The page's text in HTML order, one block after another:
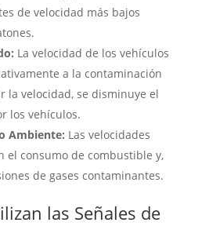
de velocidad más bajos
La velocidad de los vehículos
a la contaminación
la velocidad, se disminuye el
los vehículos.
Ambiente: Las velocidades
el consumo de combustible y,
de gases contaminantes.
las Señales de